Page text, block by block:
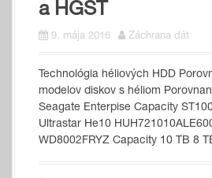
a HGST
9. mája 2016 Záchrana dát
Technológia héliových HDD
modelov diskov s héliom
Seagate Enterpise Capacity
Ultrastar He10
WD8002FRYZ Capacity 10 TB 8